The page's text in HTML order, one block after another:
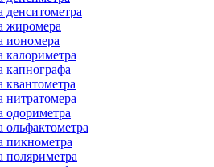
денситометра
жиромера
иономера
калориметра
капнографа
квантометра
нитратомера
одориметра
ольфактометра
пикнометра
поляриметра